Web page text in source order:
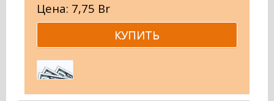
Цена: 7,75 Br